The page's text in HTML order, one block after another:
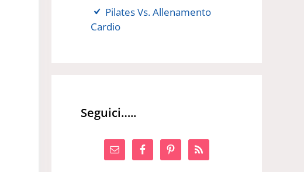
Pilates Vs. Allenamento
Cardio
Seguici…..